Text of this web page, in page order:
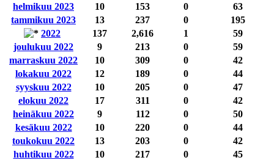
helmikuu 2023
10 153 0
63
tammikuu 2023
13 237 0
195
2022
137 2,616 1
59
joulukuu 2022
9 213 0
59
marraskuu 2022
10 309 0
42
lokakuu 2022
12 189 0
44
syyskuu 2022
10 205 0
47
elokuu 2022
17 311 0
42
heinäkuu 2022
9 112 0
50
kesäkuu 2022
10 220 0
44
toukokuu 2022
13 203 0
42
huhtikuu 2022
10 217 0
45